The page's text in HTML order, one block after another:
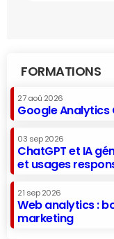
FORMATIONS
27 aoû 2026
Google Analytics
03 sep 2026
ChatGPT et IA
et usages
21 sep 2026
Web analytics :
marketing